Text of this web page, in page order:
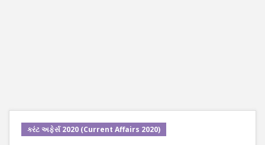
કરંટ અફેર્સ 2020 (Current Affairs 2020)